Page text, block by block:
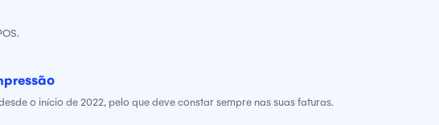
o início de 2022, pelo que deve constar sempre nas suas faturas.